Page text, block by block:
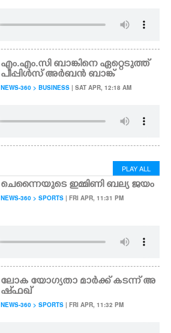
എം.എം.സി ബാങ്കിനെ ഏറ്റെടുത്ത്
പീപ്പിൾസ് അർബൻ ബാങ്ക്
NEWS-360 > BUSINESS | SAT APR, 12:18 AM
PLAY ALL
ചെന്നൈയുടെ ഇമ്മിണി ബല്യ ജയം
NEWS-360 > SPORTS | FRI APR, 11:31 PM
ലോക യോഗ്യതാ മാർക്ക് കടന്ന് അ
ഷ്ഫഖ്
NEWS-360 > SPORTS | FRI APR, 11:32 PM